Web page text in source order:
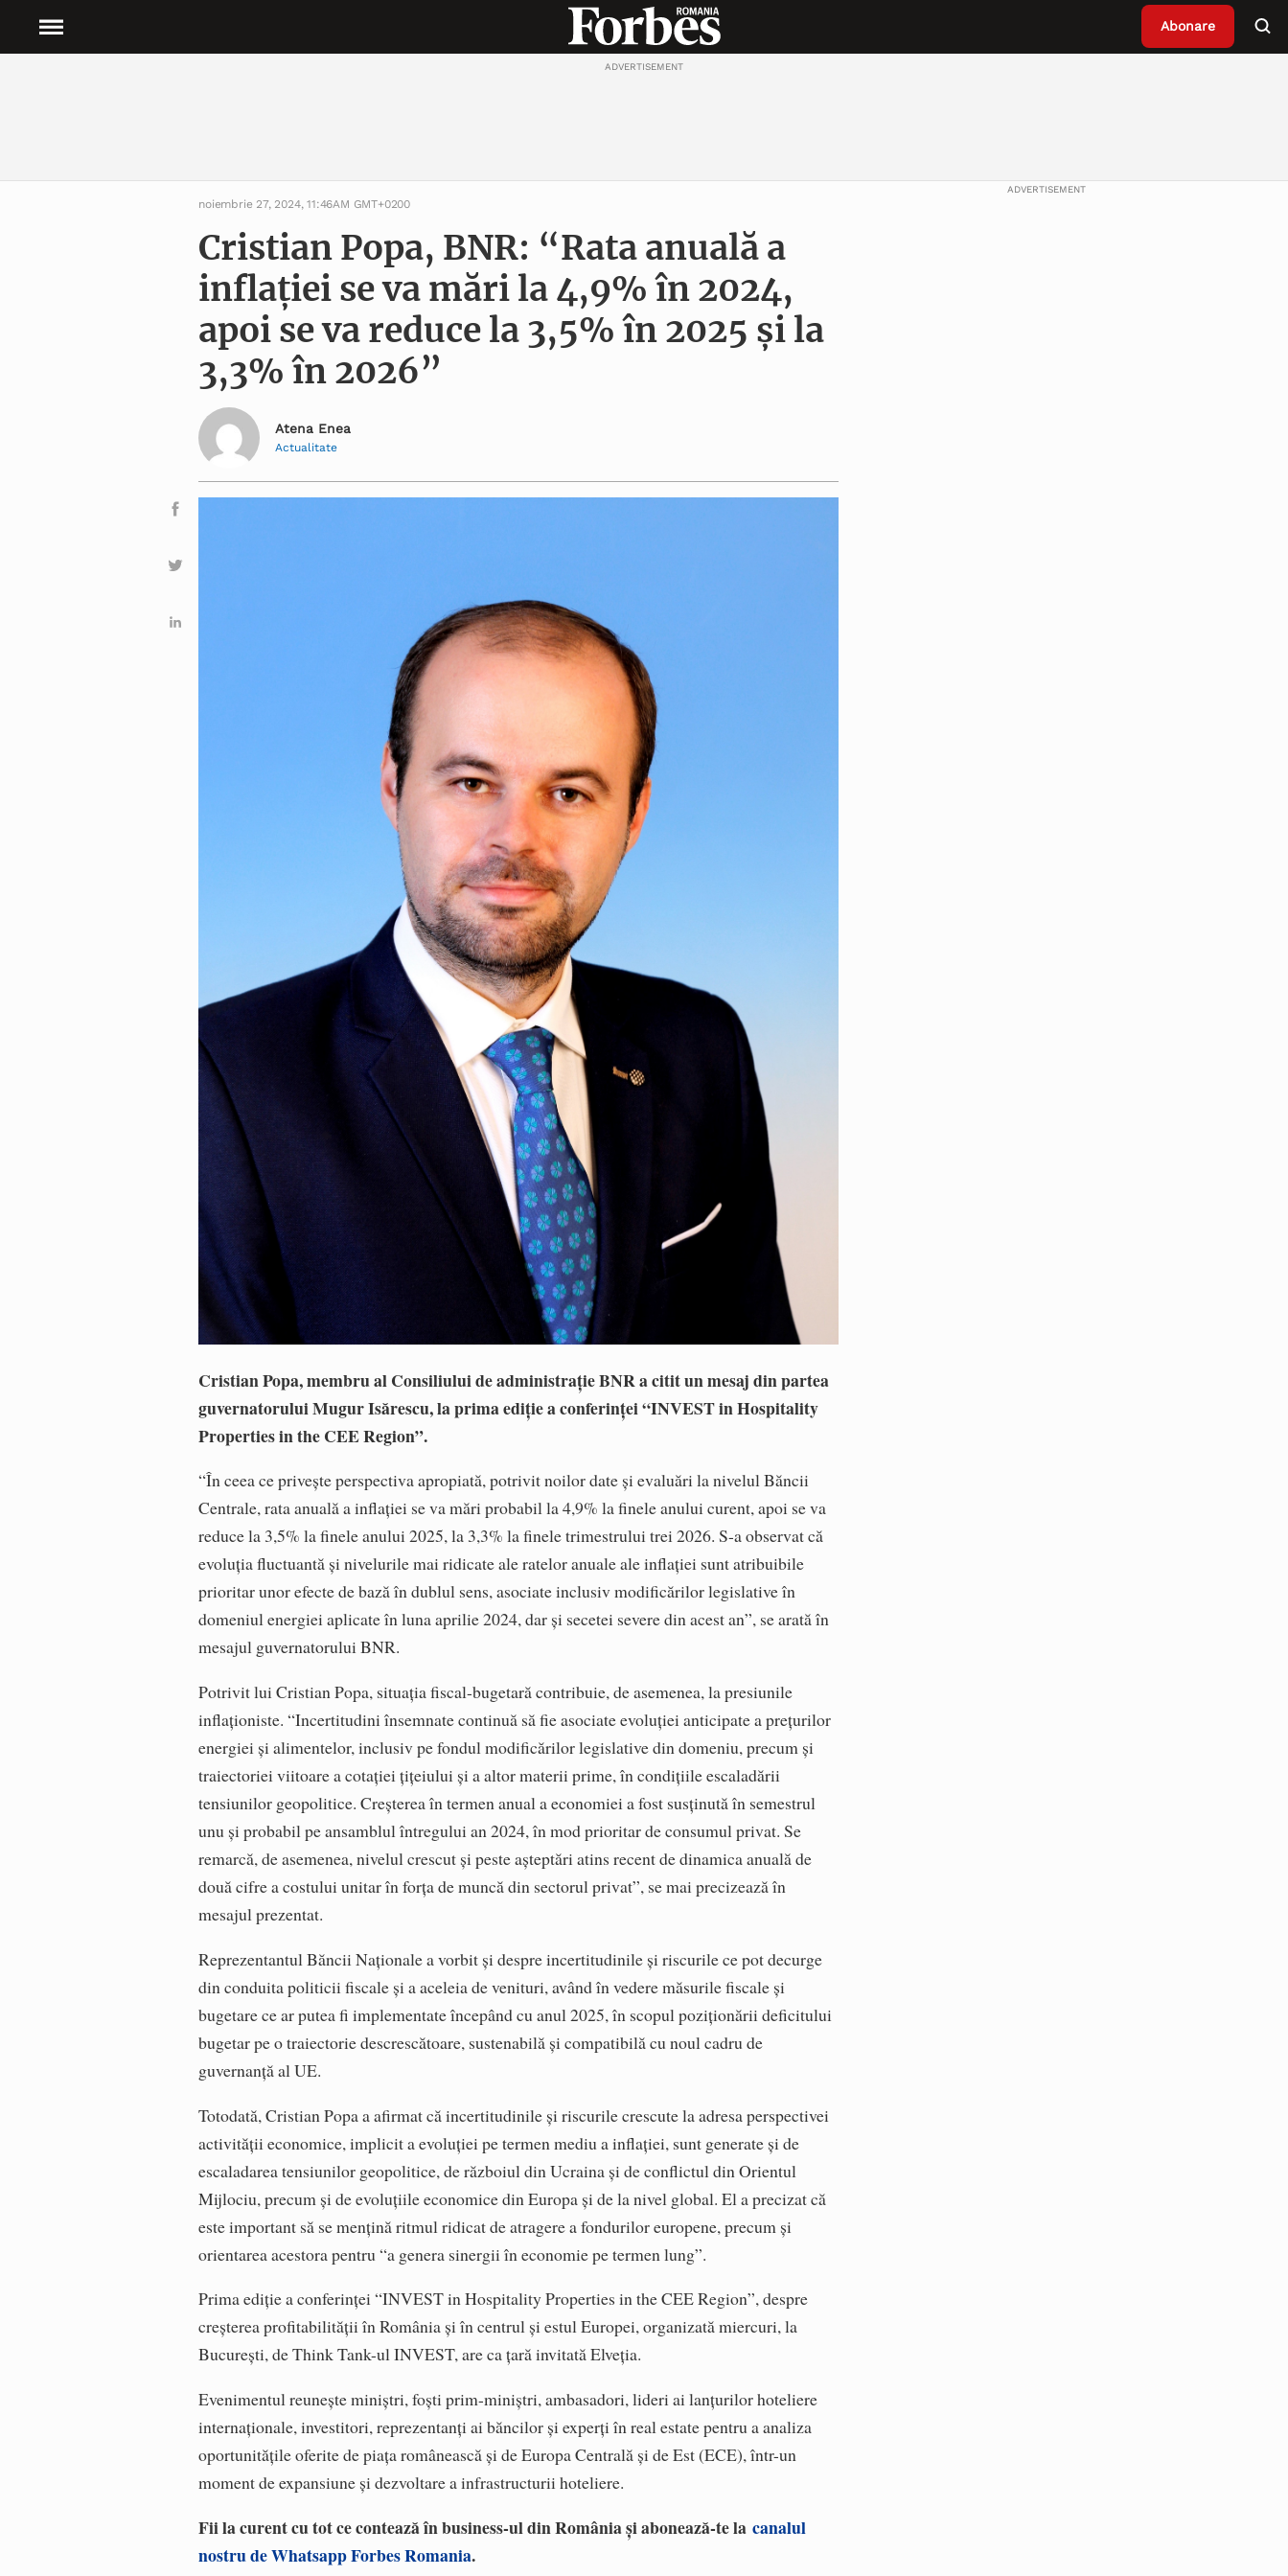
Abonare
ADVERTISEMENT
noiembrie 27, 2024, 11:46AM GMT+0200
Cristian Popa, BNR: “Rata anuală a
inflaţiei se va mări la 4,9% în 2024,
apoi se va reduce la 3,5% în 2025 şi la
3,3% în 2026”
Atena Enea
Actualitate
Cristian Popa, membru al Consiliului de administraţie BNR a citit un mesaj din partea
guvernatorului Mugur Isărescu, la prima ediţie a conferinţei “INVEST in Hospitality
Properties in the CEE Region”.
“În ceea ce priveşte perspectiva apropiată, potrivit noilor date şi evaluări la nivelul Băncii
Centrale, rata anuală a inflaţiei se va mări probabil la 4,9% la finele anului curent, apoi se va
reduce la 3,5% la finele anului 2025, la 3,3% la finele trimestrului trei 2026. S-a observat că
evoluţia fluctuantă şi nivelurile mai ridicate ale ratelor anuale ale inflaţiei sunt atribuibile
prioritar unor efecte de bază în dublul sens, asociate inclusiv modificărilor legislative în
domeniul energiei aplicate în luna aprilie 2024, dar şi secetei severe din acest an”, se arată în
mesajul guvernatorului BNR.
Potrivit lui Cristian Popa, situaţia fiscal-bugetară contribuie, de asemenea, la presiunile
inflaţioniste. “Incertitudini însemnate continuă să fie asociate evoluţiei anticipate a preţurilor
energiei şi alimentelor, inclusiv pe fondul modificărilor legislative din domeniu, precum şi
traiectoriei viitoare a cotaţiei ţiţeiului şi a altor materii prime, în condiţiile escaladării
tensiunilor geopolitice. Creşterea în termen anual a economiei a fost susţinută în semestrul
unu şi probabil pe ansamblul întregului an 2024, în mod prioritar de consumul privat. Se
remarcă, de asemenea, nivelul crescut şi peste aşteptări atins recent de dinamica anuală de
două cifre a costului unitar în forţa de muncă din sectorul privat”, se mai precizează în
mesajul prezentat.
Reprezentantul Băncii Naţionale a vorbit şi despre incertitudinile şi riscurile ce pot decurge
din conduita politicii fiscale şi a aceleia de venituri, având în vedere măsurile fiscale şi
bugetare ce ar putea fi implementate începând cu anul 2025, în scopul poziţionării deficitului
bugetar pe o traiectorie descrescătoare, sustenabilă şi compatibilă cu noul cadru de
guvernanţă al UE.
Totodată, Cristian Popa a afirmat că incertitudinile şi riscurile crescute la adresa perspectivei
activităţii economice, implicit a evoluţiei pe termen mediu a inflaţiei, sunt generate şi de
escaladarea tensiunilor geopolitice, de războiul din Ucraina şi de conflictul din Orientul
Mijlociu, precum şi de evoluţiile economice din Europa şi de la nivel global. El a precizat că
este important să se menţină ritmul ridicat de atragere a fondurilor europene, precum şi
orientarea acestora pentru “a genera sinergii în economie pe termen lung”.
Prima ediţie a conferinţei “INVEST in Hospitality Properties in the CEE Region”, despre
creşterea profitabilităţii în România şi în centrul şi estul Europei, organizată miercuri, la
Bucureşti, de Think Tank-ul INVEST, are ca ţară invitată Elveţia.
Evenimentul reuneşte miniştri, foşti prim-miniştri, ambasadori, lideri ai lanţurilor hoteliere
internaţionale, investitori, reprezentanţi ai băncilor şi experţi în real estate pentru a analiza
oportunităţile oferite de piaţa românească şi de Europa Centrală şi de Est (ECE), într-un
moment de expansiune şi dezvoltare a infrastructurii hoteliere.
Fii la curent cu tot ce contează în business-ul din România și abonează-te lacanalul
nostru de Whatsapp Forbes Romania.